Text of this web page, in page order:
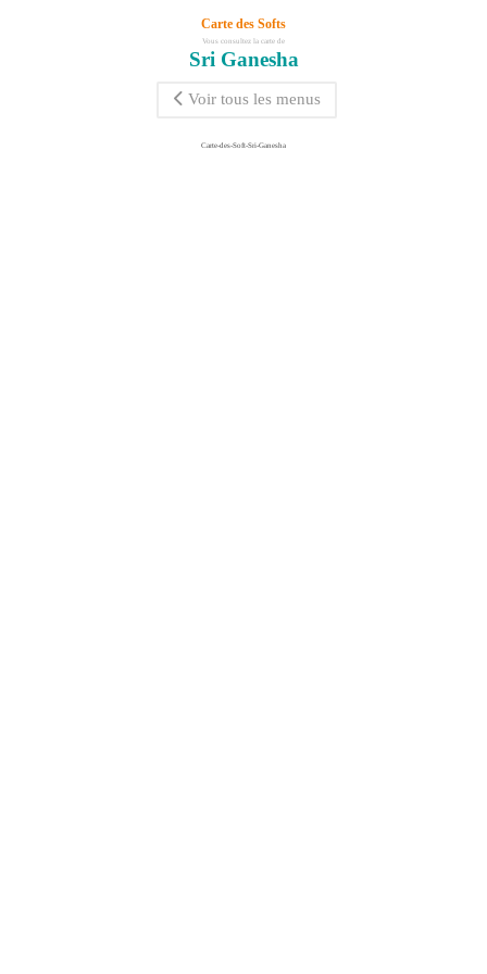
Carte des Softs
Vous consultez la carte de
Sri Ganesha
Voir tous les menus
Carte-des-Soft-Sri-Ganesha